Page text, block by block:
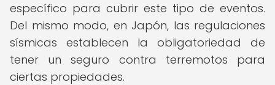
específico para cubrir este tipo de eventos.
Del mismo modo, en Japón, las regulaciones
sísmicas establecen la obligatoriedad de
tener un seguro contra terremotos para
ciertas propiedades.